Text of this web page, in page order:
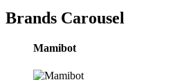
Brands Carousel
Mamibot